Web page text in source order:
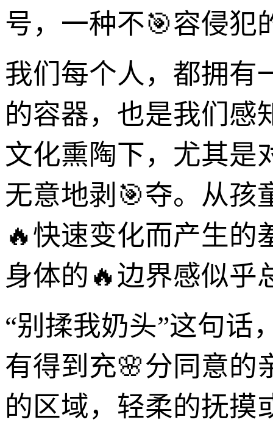
号，一种不🎯容侵犯
我们每个人，都拥有
的容器，也是我们感
文化熏陶下，尤其是
无意地剥🎯夺。从孩
🔥快速变化而产生的
身体的🔥边界感似乎
“别揉我奶头”这句话
有得到充🌸分同意的
的区域，轻柔的抚摸